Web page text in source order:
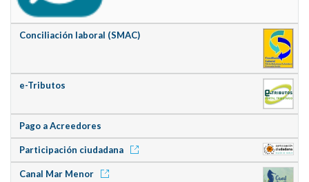
Conciliación laboral (SMAC)
e-Tributos
Pago a Acreedores
Participación ciudadana
Canal Mar Menor